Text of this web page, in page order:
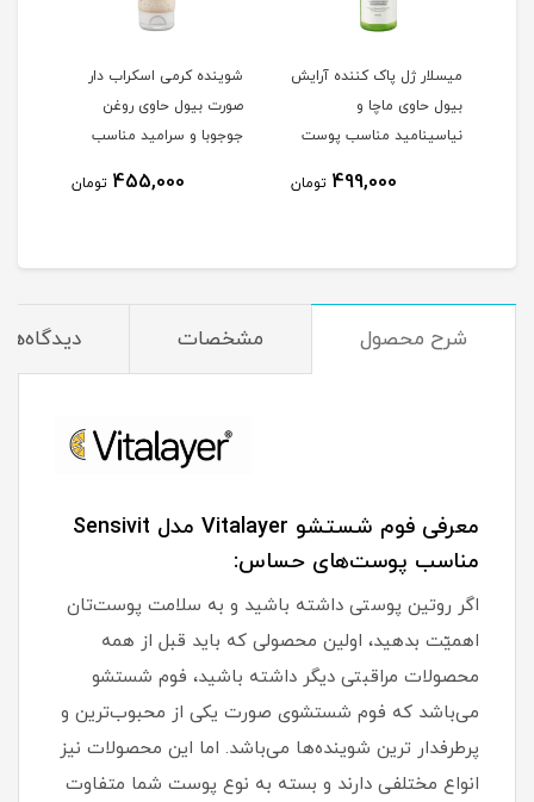
میسلار ژل پاک کننده آرایش
بیول حاوی ماچا و
نیاسینامید مناسب پوست
499,000 تومان
شوینده کرمی اسکراب دار
صورت بیول حاوی روغن
جوجوبا و سرامید مناسب
455,000 تومان
شرح محصول مشخصات دیدگاه‌ها
معرفی فوم شستشو Vitalayer مدل Sensivit
مناسب پوست‌های حساس:
اگر روتین پوستی داشته باشید و به سلامت پوست‌تان
اهمیّت بدهید، اولین محصولی که باید قبل از همه
محصولات مراقبتی دیگر داشته باشید، فوم شستشو
می‌باشد که فوم شستشوی صورت یکی از محبوب‌ترین و
پرطرفدار ترین شوینده‌ها می‌باشد. اما این محصولات نیز
انواع مختلفی دارند و بسته به نوع پوست شما متفاوت